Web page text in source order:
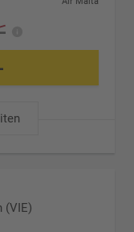
(VIE)